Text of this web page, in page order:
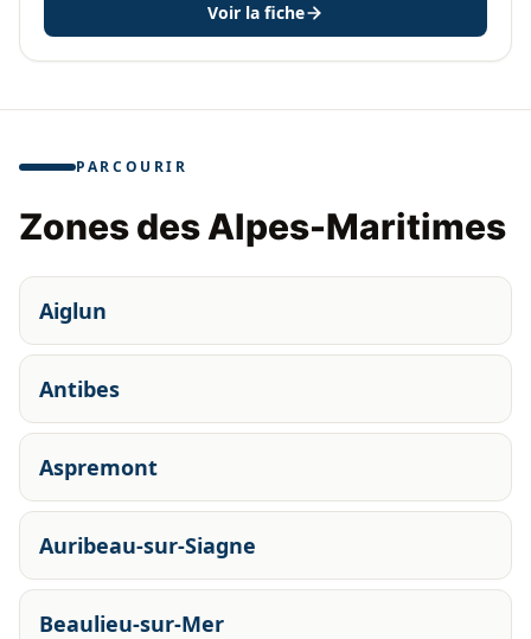
Voir la fiche
PARCOURIR
Zones des Alpes-Maritimes
Aiglun
Antibes
Aspremont
Auribeau-sur-Siagne
Beaulieu-sur-Mer